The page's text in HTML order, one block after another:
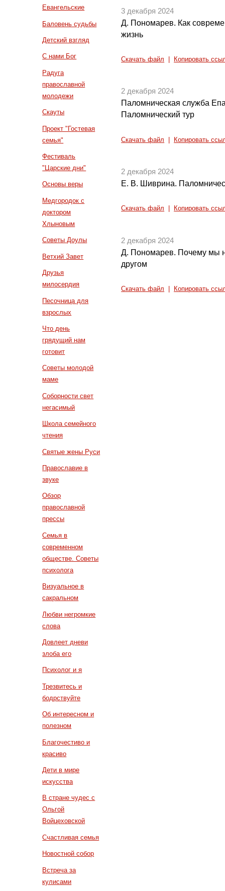
Евангельские
Баловень судьбы
Детский взгляд
С нами Бог
Радуга
православной
молодежи
Скауты
Проект "Гостевая
семья"
Фестиваль
"Царские дни"
Основы веры
Медгородок с
доктором
Хлыновым
Советы Доулы
Ветхий Завет
Друзья
милосердия
Песочница для
взрослых
Что день
грядущий нам
готовит
Советы молодой
маме
Соборности свет
негасимый
Школа семейного
чтения
Святые жены Руси
Православие в
звуке
Обзор
православной
прессы
Семья в
современном
обществе. Советы
психолога
Визуальное в
сакральном
Любви негромкие
слова
Довлеет дневи
злоба его
Психолог и я
Трезвитесь и
бодрствуйте
Об интересном и
полезном
Благочестиво и
красиво
Дети в мире
искусства
В стране чудес с
Ольгой
Войцеховской
Счастливая семья
Новостной собор
Встреча за
кулисами
3 декабря 2024
Д. Пономарев. Как
жизнь
Скачать файл Копировать
2 декабря 2024
Паломническая служба
Паломнический тур
Скачать файл Копировать
2 декабря 2024
Е. В. Шиврина.
Скачать файл Копировать
2 декабря 2024
Д. Пономарев. Почему мы
другом
Скачать файл Копировать